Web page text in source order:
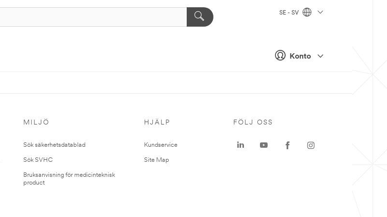
Konto
SE - SV
MILJÖ
Sök säkerhetsdatablad
Sök SVHC
Bruksanvisning för medicinteknisk
product
HJÄLP
Kundservice
Site Map
FÖLJ OSS